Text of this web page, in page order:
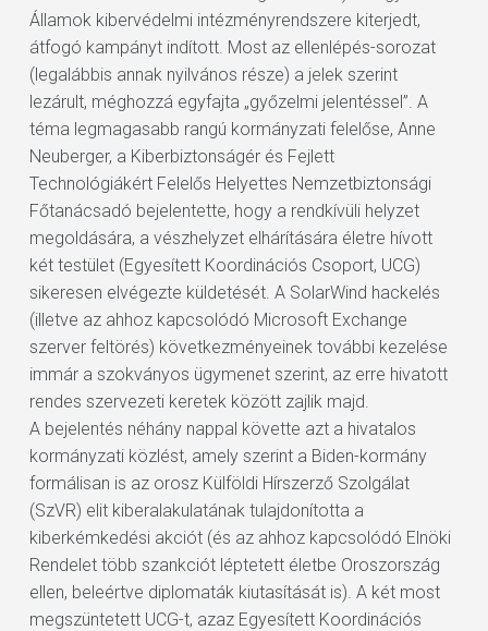
Államok kibervédelmi intézményrendszere kiterjedt,
átfogó kampányt indított. Most az ellenlépés-sorozat
(legalábbis annak nyilvános része) a jelek szerint
lezárult, méghozzá egyfajta „győzelmi jelentéssel”. A
téma legmagasabb rangú kormányzati felelőse, Anne
Neuberger, a Kiberbiztonságér és Fejlett
Technológiákért Felelős Helyettes Nemzetbiztonsági
Főtanácsadó bejelentette, hogy a rendkívüli helyzet
megoldására, a vészhelyzet elhárítására életre hívott
két testület (Egyesített Koordinációs Csoport, UCG)
sikeresen elvégezte küldetését. A SolarWind hackelés
(illetve az ahhoz kapcsolódó Microsoft Exchange
szerver feltörés) következményeinek további kezelése
immár a szokványos ügymenet szerint, az erre hivatott
rendes szervezeti keretek között zajlik majd.
A bejelentés néhány nappal követte azt a hivatalos
kormányzati közlést, amely szerint a Biden-kormány
formálisan is az orosz Külföldi Hírszerző Szolgálat
(SzVR) elit kiberalakulatának tulajdonította a
kiberkémkedési akciót (és az ahhoz kapcsolódó Elnöki
Rendelet több szankciót léptetett életbe Oroszország
ellen, beleértve diplomaták kiutasítását is). A két most
megszüntetett UCG-t, azaz Egyesített Koordinációs